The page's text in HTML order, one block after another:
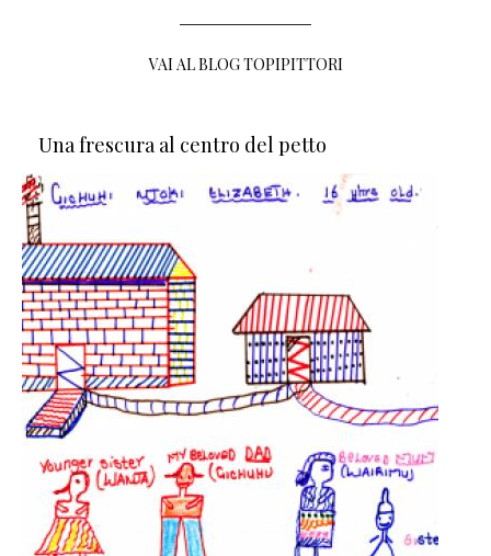
VAI AL BLOG TOPIPITTORI
Una frescura al centro del petto